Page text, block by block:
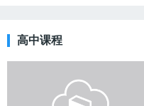
高中课程